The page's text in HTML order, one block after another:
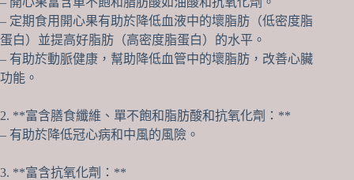
– 定期食用開心果有助於降低血液中的壞脂肪（低密度脂
蛋白）並提高好脂肪（高密度脂蛋白）的水平。
– 有助於動脈健康，幫助降低血管中的壞脂肪，改善心臟
功能。
2. **富含膳食纖維、單不飽和脂肪酸和抗氧化劑：**
– 有助於降低冠心病和中風的風險。
3. **富含抗氧化劑：**